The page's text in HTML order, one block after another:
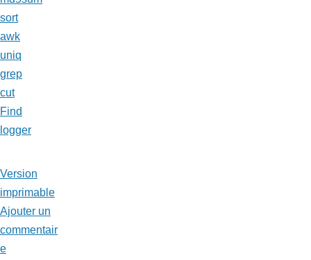
sort
awk
uniq
grep
cut
Find
logger
Version
imprimable
Ajouter un
commentair
e